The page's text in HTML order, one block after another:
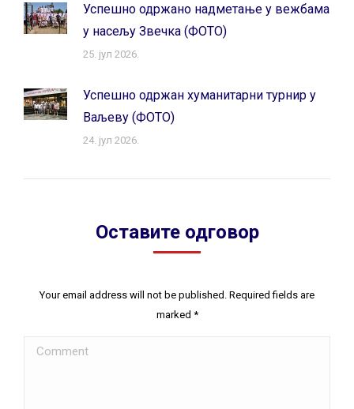
Успешно одржано надметање у вежбама
у насељу Звечка (ФОТО)
25. јул 2026.
Успешно одржан хуманитарни турнир у
Ваљеву (ФОТО)
24. јул 2026.
Оставите одговор
Your email address will not be published. Required fields are
marked *
Comment